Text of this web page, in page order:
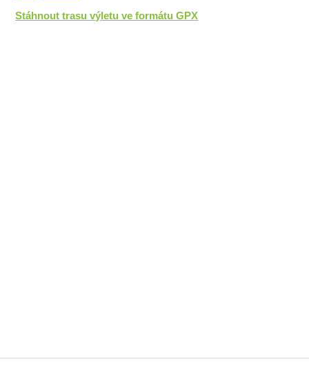
Stáhnout trasu výletu ve formátu GPX